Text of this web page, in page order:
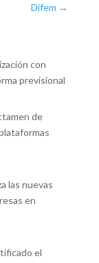
Difem →
con
previsional
de
las nuevas
en
el